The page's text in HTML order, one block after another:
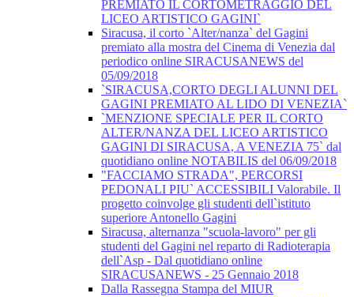
PREMIATO IL CORTOMETRAGGIO DEL
LICEO ARTISTICO GAGINI`
Siracusa, il corto `Alter/nanza` del Gagini
premiato alla mostra del Cinema di Venezia dal
periodico online SIRACUSANEWS del
05/09/2018
`SIRACUSA,CORTO DEGLI ALUNNI DEL
GAGINI PREMIATO AL LIDO DI VENEZIA`
`MENZIONE SPECIALE PER IL CORTO
ALTER/NANZA DEL LICEO ARTISTICO
GAGINI DI SIRACUSA, A VENEZIA 75` dal
quotidiano online NOTABILIS del 06/09/2018
"FACCIAMO STRADA", PERCORSI
PEDONALI PIU` ACCESSIBILI Valorabile. Il
progetto coinvolge gli studenti dell`istituto
superiore Antonello Gagini
Siracusa, alternanza "scuola-lavoro" per gli
studenti del Gagini nel reparto di Radioterapia
dell`Asp - Dal quotidiano online
SIRACUSANEWS - 25 Gennaio 2018
Dalla Rassegna Stampa del MIUR